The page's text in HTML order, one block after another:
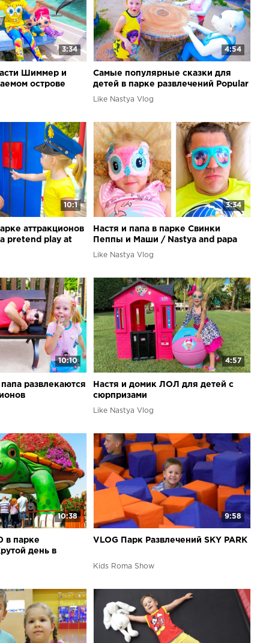
3:34
Шиммер и
острове
4:54
Самые популярные сказки для
детей в парке развлечений Popular
fairy tales for children in the park
Like Nastya Vlog
10:1
аттракционов
pretend play at
3:34
Настя и папа в парке Свинки
Пеппы и Маши / Nastya and papa
fun play at the theme park of Peppa
Like Nastya Vlog
10:10
развлекаются
4:57
Настя и домик ЛОЛ для детей с
сюрпризами
Like Nastya Vlog
10:38
в парке
день в
9:58
VLOG Парк Развлечений SKY PARK
Kids Roma Show